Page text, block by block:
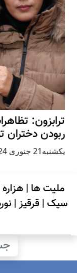
ترابزون:
ربودن دختران
يكشنبه21 جنوری 2024
ملیت ها | هزاره
سیک| قرقیز|